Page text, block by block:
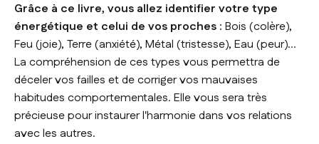
Grâce à ce livre, vous allez identifier votre type
énergétique et celui de vos proches : Bois (colère),
Feu (joie), Terre (anxiété), Métal (tristesse), Eau (peur)...
La compréhension de ces types vous permettra de
déceler vos failles et de corriger vos mauvaises
habitudes comportementales. Elle vous sera très
précieuse pour instaurer l'harmonie dans vos relations
avec les autres.